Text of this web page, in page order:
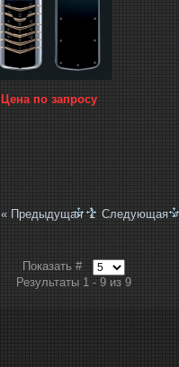
Цена по запросу
« Предыдущая 1 Следующая »
Показать #
Результаты 1 - 9 из 9